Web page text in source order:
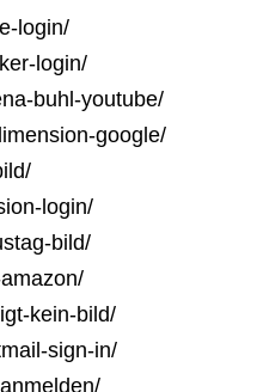
login/
login/
buhl-youtube/
google/
login/
bild/
kein-bild/
sign-in/